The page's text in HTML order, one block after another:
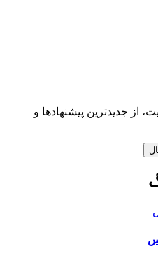
از جدیدترین پیشنهادها و